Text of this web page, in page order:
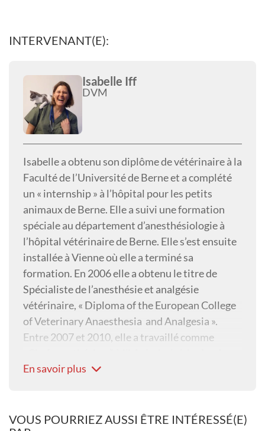
INTERVENANT(E):
Isabelle Iff
DVM
Isabelle a obtenu son diplôme de vétérinaire à la
Faculté de l’Université de Berne et a complété
un « internship » à l’hôpital pour les petits
animaux de Berne. Elle a suivi une formation
spéciale au département d’anesthésiologie à
l’hôpital vétérinaire de Berne. Elle s’est ensuite
installée à Vienne où elle a terminé sa
formation. En 2006 elle a obtenu le titre de
Spécialiste de l’anesthésie et analgésie
vétérinaire, « Diploma of the European College
of Veterinary Anaesthesia and Analgesia ».
Entre 2007 et 2010, elle a travaillé comme
l’Université de Liverpool (Royaume-Uni). Elle y
complémentaire en acupuncture. Elle a fait des
En savoir plus
VOUS POURRIEZ AUSSI ÊTRE INTÉRESSÉ(E)